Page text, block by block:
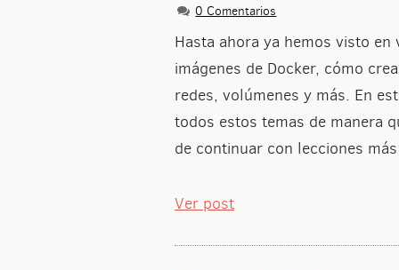
0 Comentarios
Hasta ahora ya hemos visto
imágenes de Docker, cómo
redes, volúmenes y más. En
todos estos temas de manera
de continuar con lecciones
Ver post